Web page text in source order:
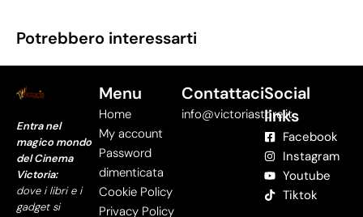
Potrebbero interessarti
Entra nel
magico mondo
del Cinema
Victoria:
dove i libri e i
gadget si
Menu
Home
My account
Password
dimenticata
Cookie Policy
Privacy Policy
Contattaci
info@victoriastore.it
Social
links
Facebook
Instagram
Youtube
Tiktok